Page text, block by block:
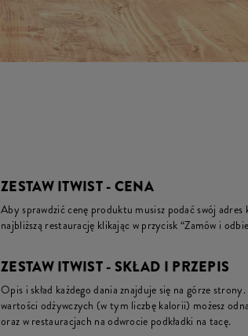
ZESTAW ITWIST - CENA
Aby sprawdzić cenę produktu musisz podać swój
najbliższą restaurację klikając w przycisk “Zamów i
ZESTAW ITWIST - SKŁAD I PRZEPIS
Opis i skład każdego dania znajduje się na górze
wartości odżywczych (w tym liczbę kalorii) możesz
oraz w restauracjach na odwrocie podkładki na tacę.